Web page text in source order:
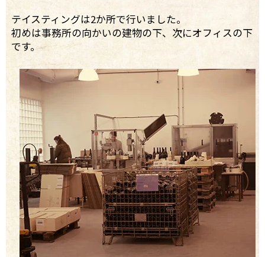
テイスティングは2か所で行いました。
初めは事務所の向かいの建物の下、次にオフィスの下
です。